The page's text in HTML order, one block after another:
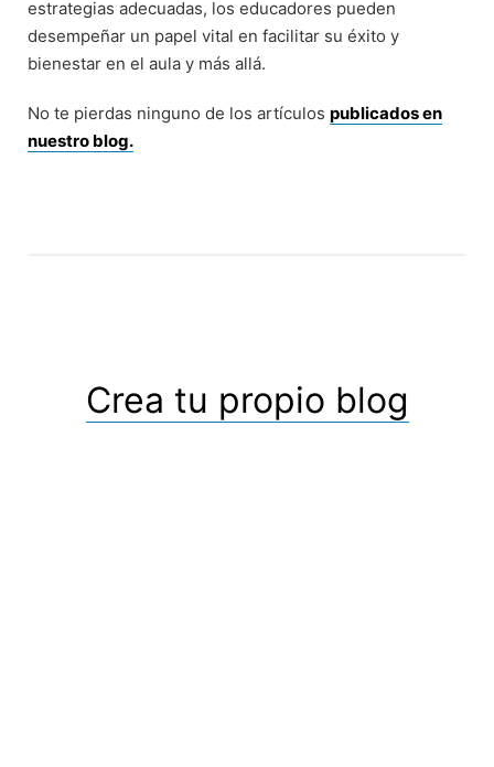
estrategias adecuadas, los educadores pueden
desempeñar un papel vital en facilitar su éxito y
bienestar en el aula y más allá.
No te pierdas ninguno de los artículos publicados en
nuestro blog.
Crea tu propio blog